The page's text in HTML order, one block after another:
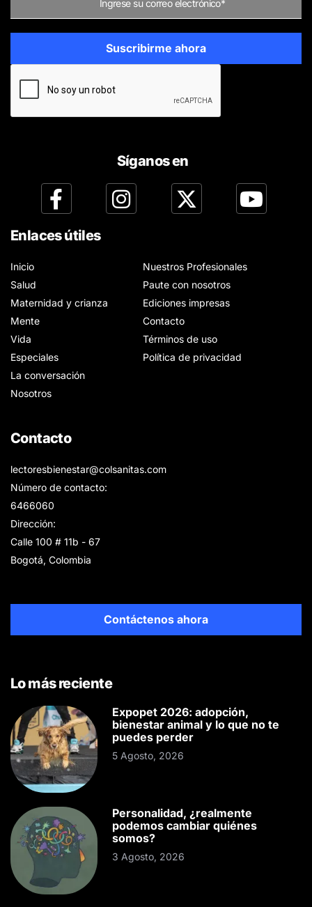
Síganos en
Enlaces útiles
Inicio
Salud
Maternidad y crianza
Mente
Vida
Especiales
La conversación
Nosotros
Nuestros Profesionales
Paute con nosotros
Ediciones impresas
Contacto
Términos de uso
Política de privacidad
Contacto
lectoresbienestar@colsanitas.com
Número de contacto:
6466060
Dirección:
Calle 100 # 11b - 67
Bogotá, Colombia
Contáctenos ahora
Lo más reciente
Expopet 2026: adopción,
bienestar animal y lo que no te
puedes perder
5 Agosto, 2026
Personalidad, ¿realmente
podemos cambiar quiénes
somos?
3 Agosto, 2026